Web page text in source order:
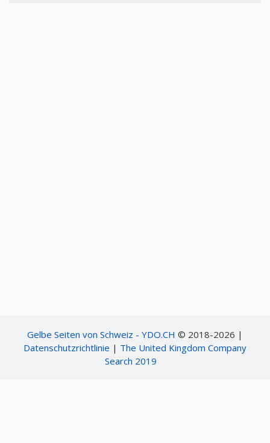
Gelbe Seiten von Schweiz - YDO.CH © 2018-2026 |
Datenschutzrichtlinie | The United Kingdom Company
Search 2019